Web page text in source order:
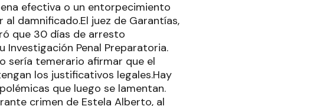
efectiva o un entorpecimiento
damnificado.El juez de Garantías,
que 30 días de arresto
Investigación Penal Preparatoria.
sería temerario afirmar que el
los justificativos legales.Hay
que luego se lamentan.
crimen de Estela Alberto, al